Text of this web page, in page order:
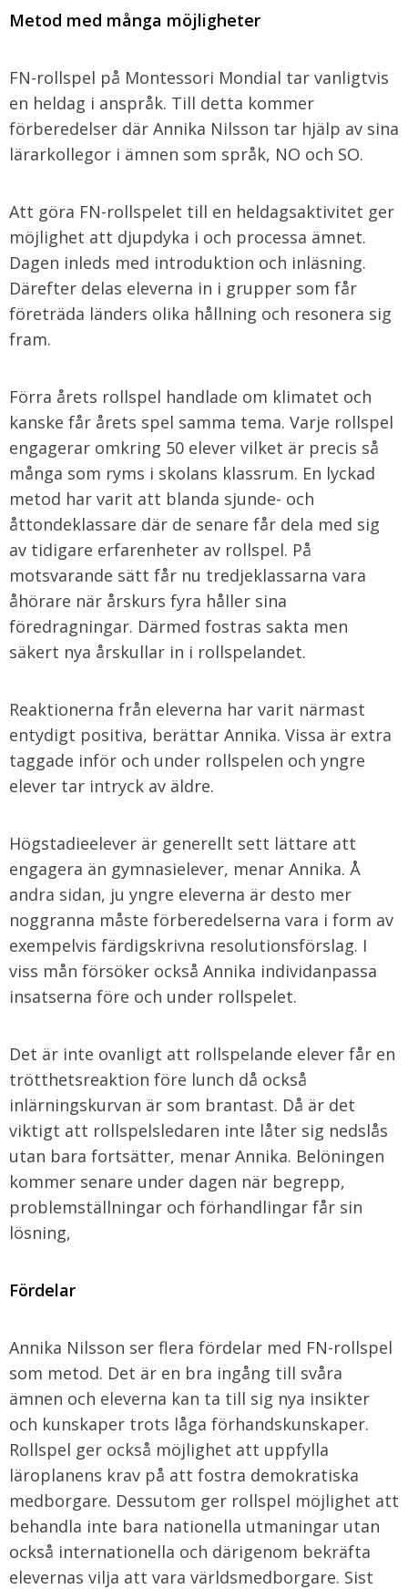
Metod med många möjligheter
FN-rollspel på Montessori Mondial tar vanligtvis
en heldag i anspråk. Till detta kommer
förberedelser där Annika Nilsson tar hjälp av sina
lärarkollegor i ämnen som språk, NO och SO.
Att göra FN-rollspelet till en heldagsaktivitet ger
möjlighet att djupdyka i och processa ämnet.
Dagen inleds med introduktion och inläsning.
Därefter delas eleverna in i grupper som får
företräda länders olika hållning och resonera sig
fram.
Förra årets rollspel handlade om klimatet och
kanske får årets spel samma tema. Varje rollspel
engagerar omkring 50 elever vilket är precis så
många som ryms i skolans klassrum. En lyckad
metod har varit att blanda sjunde- och
åttondeklassare där de senare får dela med sig
av tidigare erfarenheter av rollspel. På
motsvarande sätt får nu tredjeklassarna vara
åhörare när årskurs fyra håller sina
föredragningar. Därmed fostras sakta men
säkert nya årskullar in i rollspelandet.
Reaktionerna från eleverna har varit närmast
entydigt positiva, berättar Annika. Vissa är extra
taggade inför och under rollspelen och yngre
elever tar intryck av äldre.
Högstadieelever är generellt sett lättare att
engagera än gymnasielever, menar Annika. Å
andra sidan, ju yngre eleverna är desto mer
noggranna måste förberedelserna vara i form av
exempelvis färdigskrivna resolutionsförslag. I
viss mån försöker också Annika individanpassa
insatserna före och under rollspelet.
Det är inte ovanligt att rollspelande elever får en
trötthetsreaktion före lunch då också
inlärningskurvan är som brantast. Då är det
viktigt att rollspelsledaren inte låter sig nedslås
utan bara fortsätter, menar Annika. Belöningen
kommer senare under dagen när begrepp,
problemställningar och förhandlingar får sin
lösning,
Fördelar
Annika Nilsson ser flera fördelar med FN-rollspel
som metod. Det är en bra ingång till svåra
ämnen och eleverna kan ta till sig nya insikter
och kunskaper trots låga förhandskunskaper.
Rollspel ger också möjlighet att uppfylla
läroplanens krav på att fostra demokratiska
medborgare. Dessutom ger rollspel möjlighet att
behandla inte bara nationella utmaningar utan
också internationella och därigenom bekräfta
elevernas vilja att vara världsmedborgare. Sist